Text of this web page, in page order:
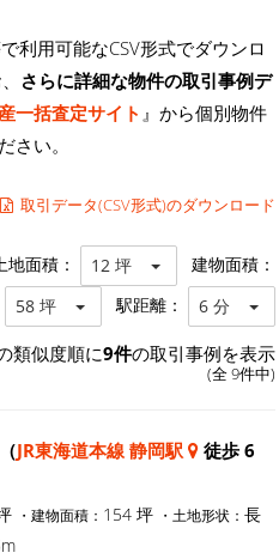
利用可能なCSV形式でダウンロ
さらに詳細な物件の取引事例デ
一括査定サイト 』から個別物件
さい。
取引データ(CSV形式)のダウンロード
地面積： 12 坪 建物面積：
58 坪 駅距離： 6 分
類似度順に9件の取引事例を表示
(全 9件中)
（JR東海道本線 静岡駅
徒歩 6
・建物面積： 154 坪 ・土地形状： 長